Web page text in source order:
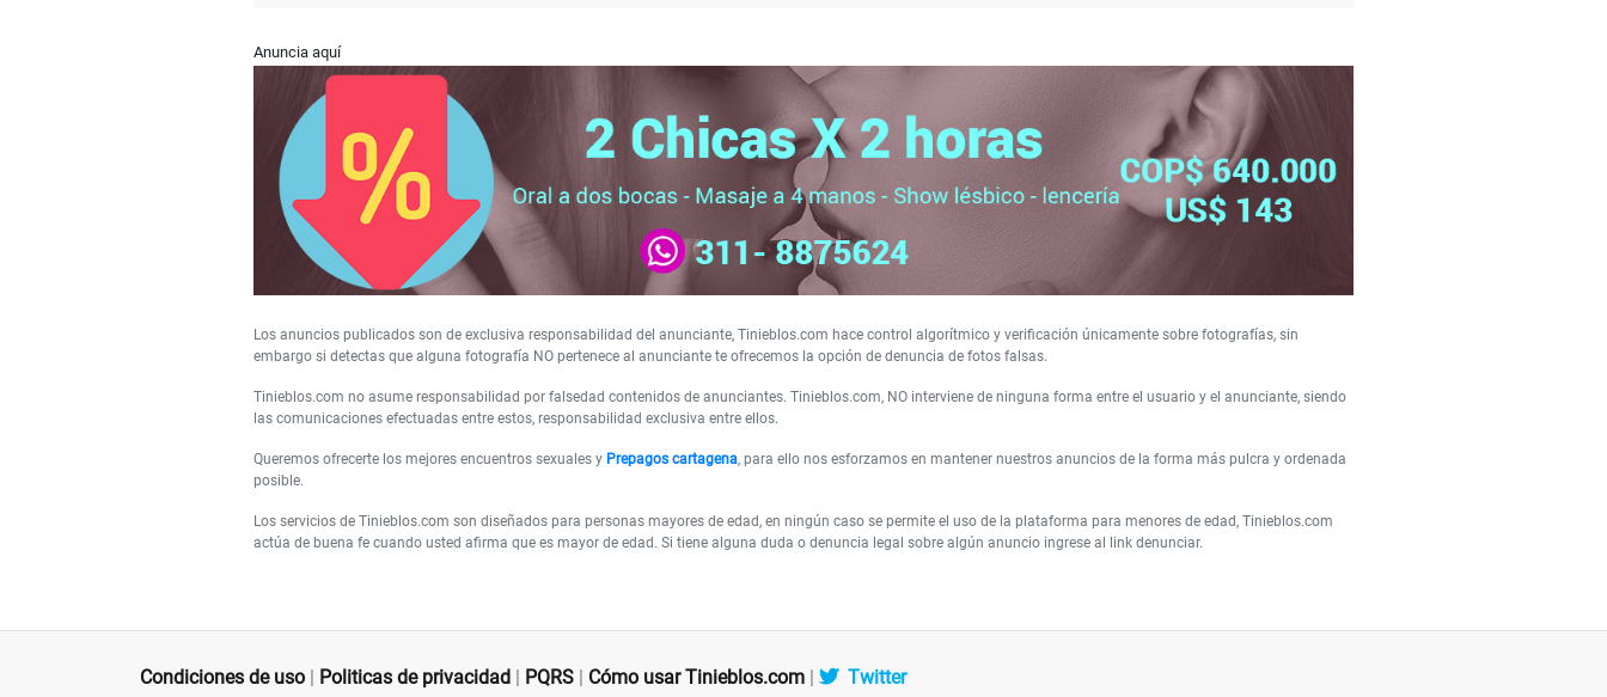
Anuncia aquí
Los anuncios publicados son de exclusiva responsabilidad del anunciante, Tinieblos.com hace control algorítmico y verificación únicamente sobre fotografías, sin
embargo si detectas que alguna fotografía NO pertenece al anunciante te ofrecemos la opción de denuncia de fotos falsas.
Tinieblos.com no asume responsabilidad por falsedad contenidos de anunciantes. Tinieblos.com, NO interviene de ninguna forma entre el usuario y el anunciante, siendo
las comunicaciones efectuadas entre estos, responsabilidad exclusiva entre ellos.
Queremos ofrecerte los mejores encuentros sexuales y Prepagos cartagena, para ello nos esforzamos en mantener nuestros anuncios de la forma más pulcra y ordenada
posible.
Los servicios de Tinieblos.com son diseñados para personas mayores de edad, en ningún caso se permite el uso de la plataforma para menores de edad, Tinieblos.com
actúa de buena fe cuando usted afirma que es mayor de edad. Si tiene alguna duda o denuncia legal sobre algún anuncio ingrese al link denunciar.
Condiciones de uso Politicas de privacidad PQRS Cómo usar Tinieblos.com | Twitter